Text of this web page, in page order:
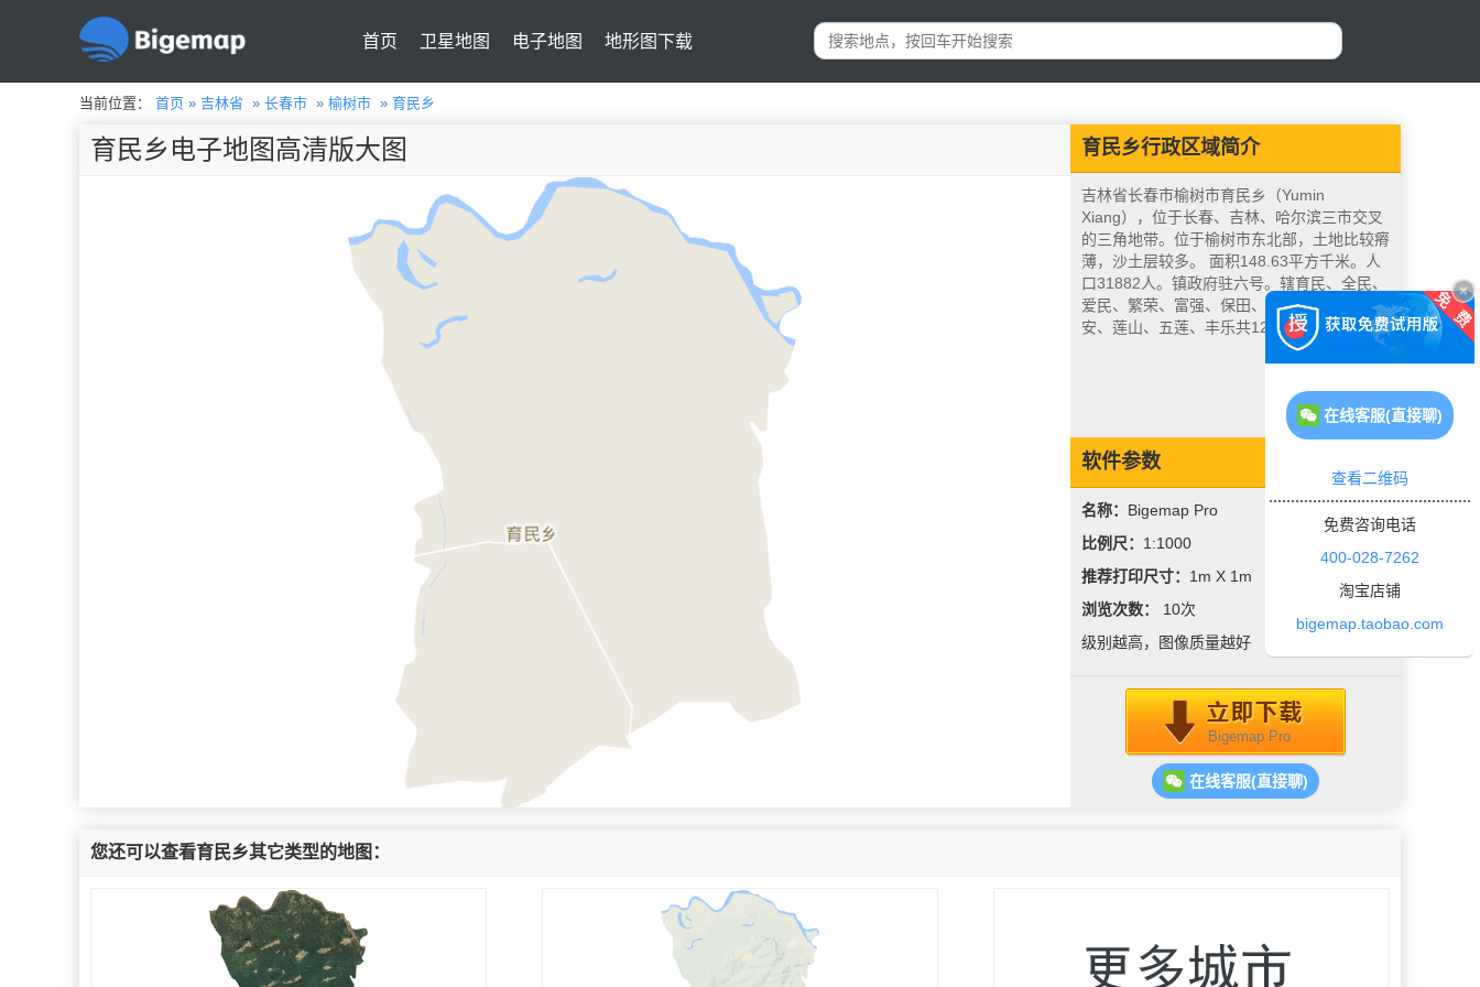
首页 卫星地图 电子地图 地形图下载
当前位置： 首页 » 吉林省 » 长春市 » 榆树市 » 育民乡
育民乡行政区域简介
吉林省长春市榆树市育民乡（Yumin
Xiang），位于长春、吉林、哈尔滨三市交叉
的三角地带。位于榆树市东北部，土地比较瘠
薄，沙土层较多。 面积148.63平方千米。人
口31882人。镇政府驻六号。辖育民、全民、
爱民、繁荣、富强、保田、三义、双发、永
安、莲山、五莲、丰乐共12个村。
软件参数
名称： Bigemap Pro
比例尺： 1:1000
推荐打印尺寸： 1m X 1m
浏览次数： 10次
级别越高，图像质量越好
Bigemap Pro
在线客服(直接聊)
育民乡电子地图高清版大图
您还可以查看育民乡其它类型的地图：
在线客服(直接聊)
查看二维码
免费咨询电话
400-028-7262
淘宝店铺
bigemap.taobao.com